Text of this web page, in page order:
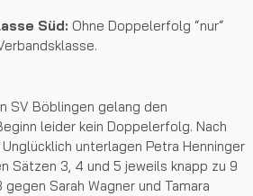
Süd: Ohne Doppelerfolg “nur“
SV Böblingen gelang den
leider kein Doppelerfolg. Nach
unterlagen Petra Henninger
Sätzen 3, 4 und 5 jeweils knapp zu 9
Sarah Wagner und Tamara